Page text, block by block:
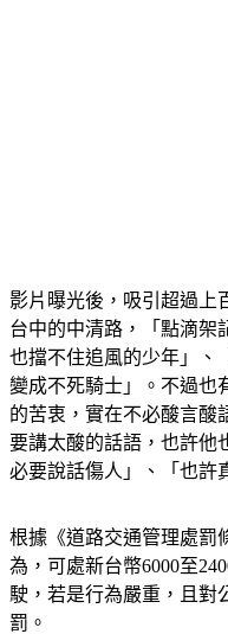
台中的中清路，「點滴架
也擋不住追風的少年」、
變成不死騎士」。不過也
的苦衷，實在不必酸言酸
要講太酸的話語，也許他
必要說話傷人」、「也許
為，可處新台幣6000至
駛，若是行為嚴重，且對
罰。